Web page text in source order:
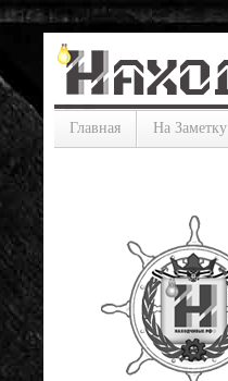
Главная На Заметку